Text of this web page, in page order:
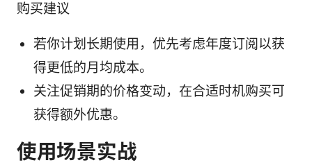
购买建议
若你计划长期使用，优先考虑年度订阅以获
得更低的月均成本。
关注促销期的价格变动，在合适时机购买可
获得额外优惠。
使用场景实战